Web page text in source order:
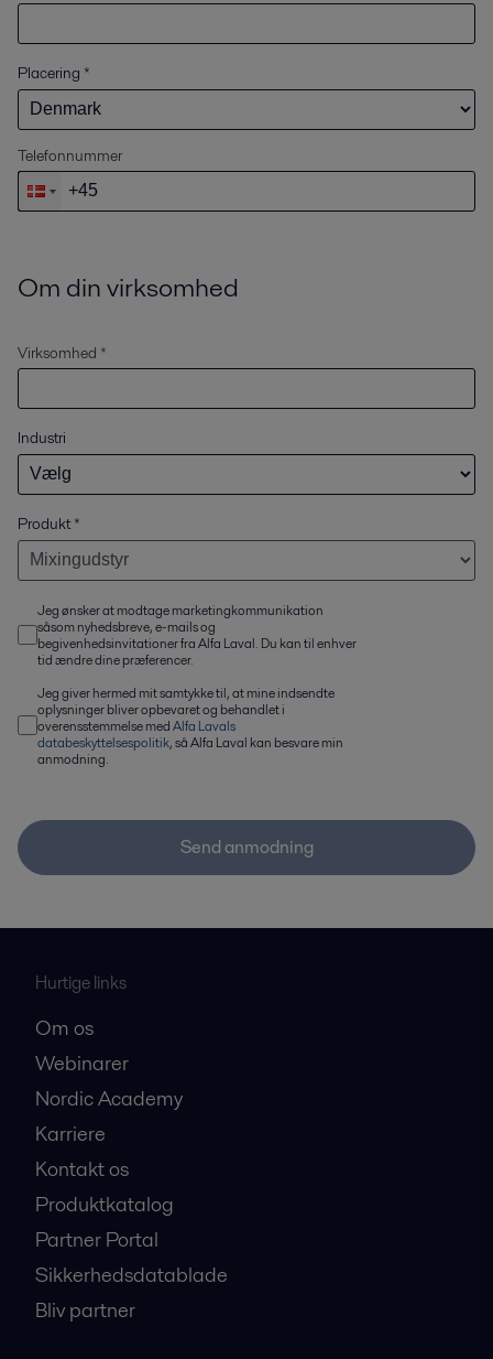
Placering *
Telefonnummer
Om din virksomhed
Virksomhed *
Industri
Produkt*
Jeg ønsker at modtage marketingkommunikation
såsom nyhedsbreve, e-mails og
begivenhedsinvitationer fra Alfa Laval. Du kan til enhver
tid ændre dine præferencer.
Jeg giver hermed mit samtykke til, at mine indsendte
oplysninger bliver opbevaret og behandlet i
overensstemmelse medAlfa Lavals
databeskyttelsespolitik, så Alfa Laval kan besvare min
anmodning.
Send anmodning
Hurtige links
Om os
Webinarer
Nordic Academy
Karriere
Kontakt os
Produktkatalog
Partner Portal
Sikkerhedsdatablade
Bliv partner